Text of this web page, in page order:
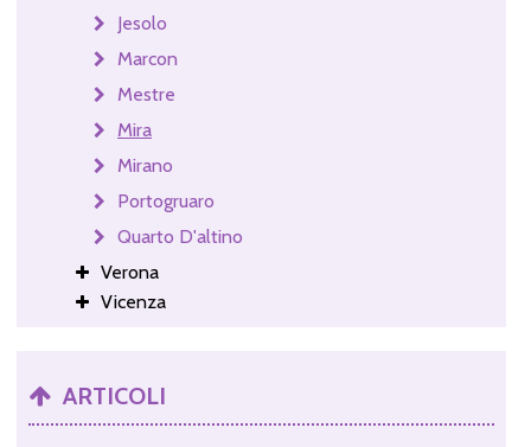
Jesolo
Marcon
Mestre
Mira
Mirano
Portogruaro
Quarto D'altino
Verona
Vicenza
ARTICOLI